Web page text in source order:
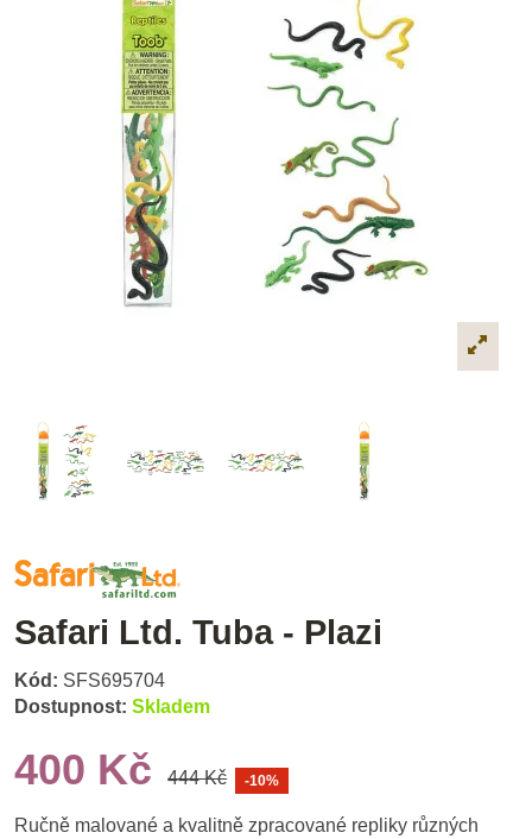
Safari Ltd. Tuba - Plazi
Kód: SFS695704
Dostupnost: Skladem
400 Kč 444 Kč -10%
Ručně malované a kvalitně zpracované repliky různých